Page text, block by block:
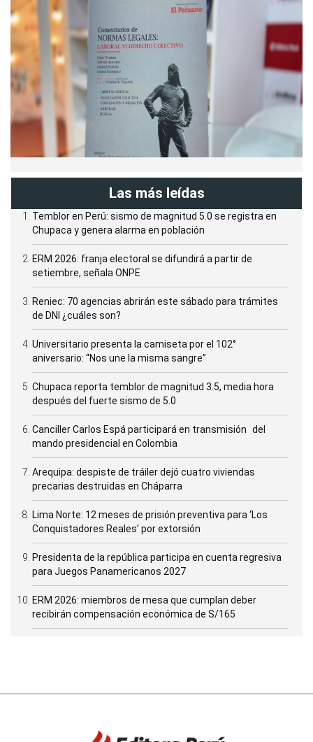
Las más leídas
Temblor en Perú: sismo de magnitud 5.0 se registra en
Chupaca y genera alarma en población
ERM 2026: franja electoral se difundirá a partir de
setiembre, señala ONPE
Reniec: 70 agencias abrirán este sábado para trámites
de DNI ¿cuáles son?
Universitario presenta la camiseta por el 102°
aniversario: “Nos une la misma sangre”
Chupaca reporta temblor de magnitud 3.5, media hora
después del fuerte sismo de 5.0
Canciller Carlos Espá participará en transmisión del
mando presidencial en Colombia
Arequipa: despiste de tráiler dejó cuatro viviendas
precarias destruidas en Cháparra
Lima Norte: 12 meses de prisión preventiva para ‘Los
Conquistadores Reales’ por extorsión
Presidenta de la república participa en cuenta regresiva
para Juegos Panamericanos 2027
ERM 2026: miembros de mesa que cumplan deber
recibirán compensación económica de S/165